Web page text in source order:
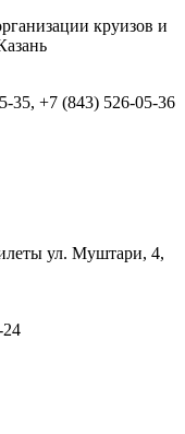
круизов и
35, +7 (843) 526-05-36
ул. Муштари, 4,
24